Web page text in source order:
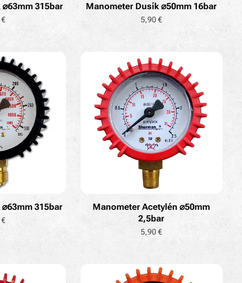
315bar Manometer Dusík ⌀50mm 16bar
5,90 €
315bar
Manometer Acetylén ⌀50mm
2,5bar
5,90 €